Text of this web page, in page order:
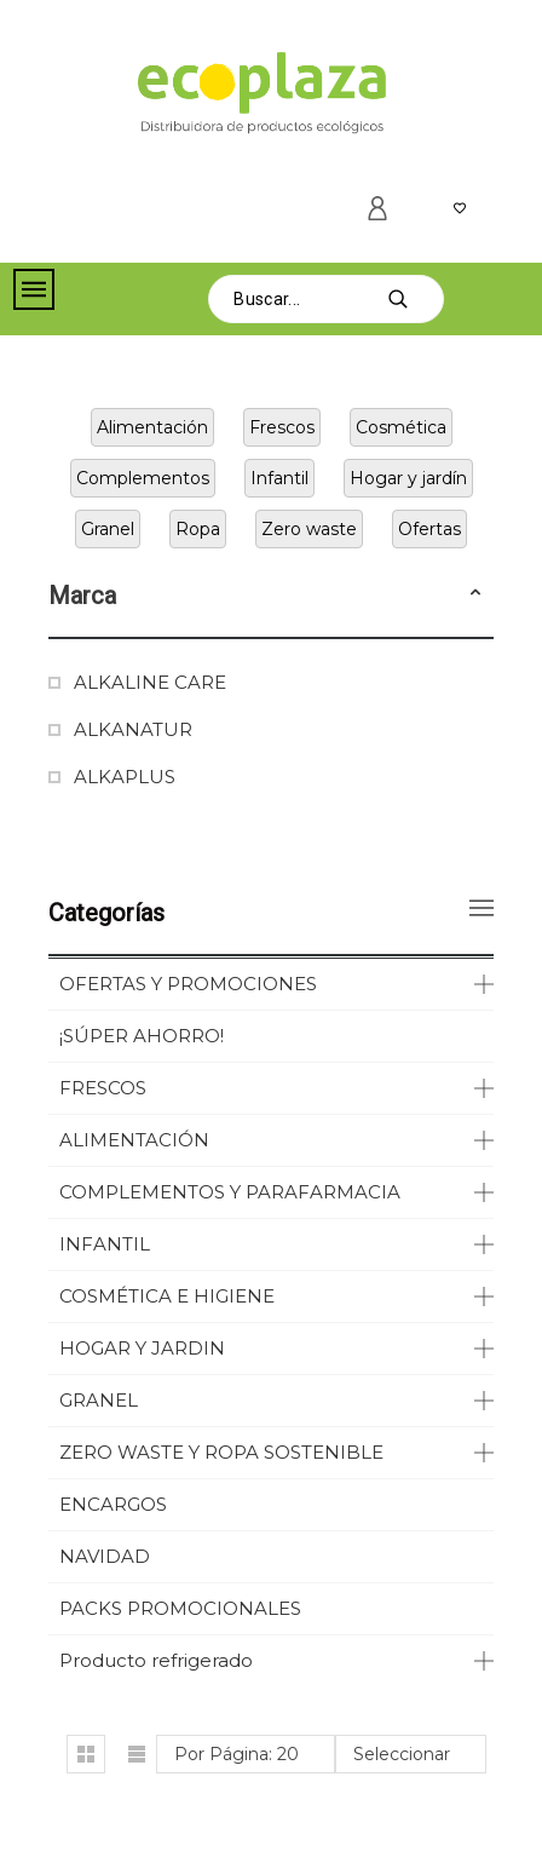
Alimentación Frescos Cosmética
Complementos Infantil Hogar y jardín
Granel Ropa Zero waste Ofertas
Marca
ALKALINE CARE
ALKANATUR
ALKAPLUS
Categorías
OFERTAS Y PROMOCIONES
¡SÚPER AHORRO!
FRESCOS
ALIMENTACIÓN
COMPLEMENTOS Y PARAFARMACIA
INFANTIL
COSMÉTICA E HIGIENE
HOGAR Y JARDIN
GRANEL
ZERO WASTE Y ROPA SOSTENIBLE
ENCARGOS
NAVIDAD
PACKS PROMOCIONALES
Producto refrigerado
Por Página: 20 Seleccionar